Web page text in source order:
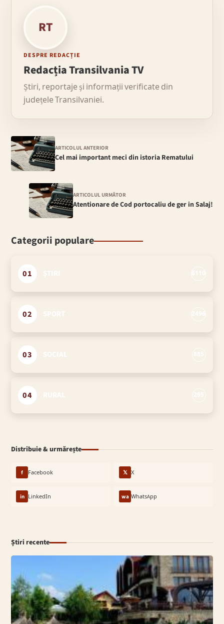
RT
DESPRE REDACȚIE
Redacția Transilvania TV
Știri, reportaje și informații verificate din
județele Transilvaniei.
ARTICOLUL ANTERIOR
Cel mai important meci din istoria Rematului
ARTICOLUL URMĂTOR
Atentionare de Cod portocaliu de ger in Salaj!
Categorii populare
01
02
03
04
Distribuie & urmărește
f Facebook 𝕏 X
in LinkedIn wa WhatsApp
Știri recente